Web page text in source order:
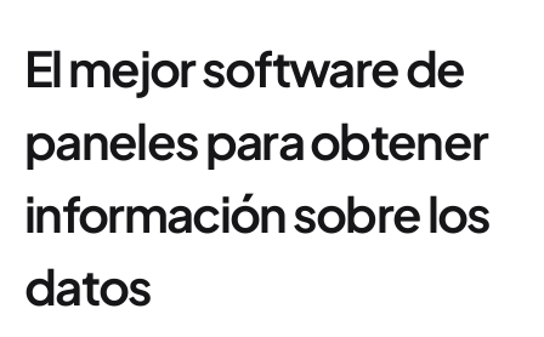
El mejor software de
paneles para obtener
información sobre los
datos